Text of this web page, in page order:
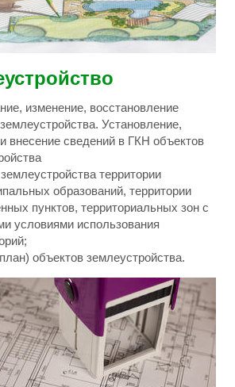
изменение, восстановление
Установление,
внесение сведений в ГКН объектов
территории
образований, территории
пунктов, территориальных зон с
условиями использования
объектов землеустройства.